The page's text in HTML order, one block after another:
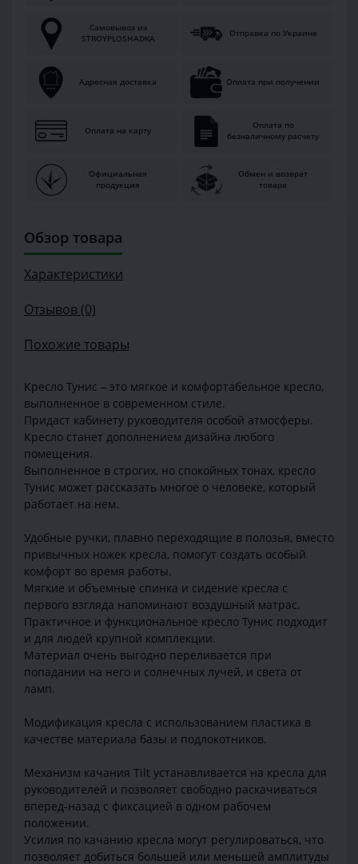
Самовывоз из
STROYPLOSHADKA
Отправка по Украине
Адресная доставка Оплата при получении
Оплата на карту
Оплата по
безналичному расчету
Официальная
продукция
Обмен и возврат
товара
Обзор товара
Характеристики
Отзывов (0)
Похожие товары
Кресло Тунис – это мягкое и комфортабельное кресло,
выполненное в современном стиле.
Придаст кабинету руководителя особой атмосферы.
Кресло станет дополнением дизайна любого
помещения.
Выполненное в строгих, но спокойных тонах, кресло
Тунис может рассказать многое о человеке, который
работает на нем.
Удобные ручки, плавно переходящие в полозья, вместо
привычных ножек кресла, помогут создать особый
комфорт во время работы.
Мягкие и объемные спинка и сидение кресла с
первого взгляда напоминают воздушный матрас.
Практичное и функциональное кресло Тунис подходит
и для людей крупной комплекции.
Материал очень выгодно переливается при
попадании на него и солнечных лучей, и света от
ламп.
Модификация кресла с использованием пластика в
качестве материала базы и подлокотников.
Механизм качания Tilt устанавливается на кресла для
руководителей и позволяет свободно раскачиваться
вперед-назад с фиксацией в одном рабочем
положении.
Усилия по качанию кресла могут регулироваться, что
позволяет добиться большей или меньшей амплитуды